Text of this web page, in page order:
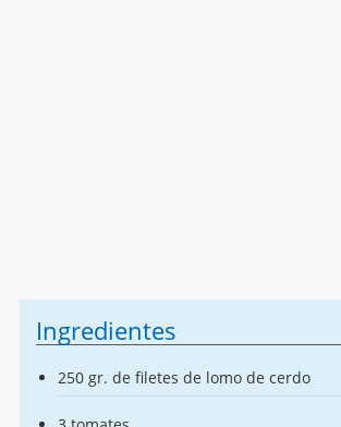
Ingredientes
250 gr. de filetes de lomo de cerdo